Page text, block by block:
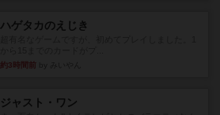
ハゲタカのえじき
約3時間前
ジャスト・ワン